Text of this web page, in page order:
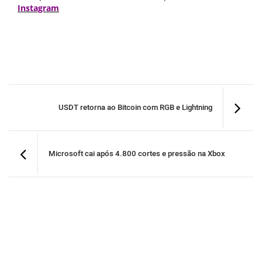
Instagram
USDT retorna ao Bitcoin com RGB e Lightning
Microsoft cai após 4.800 cortes e pressão na Xbox